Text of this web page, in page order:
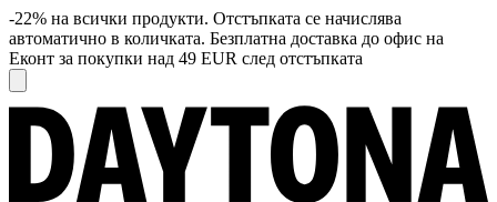
-22% на всички продукти. Отстъпката се начислява
автоматично в количката. Безплатна доставка до офис на
Еконт за покупки над 49 EUR след отстъпката